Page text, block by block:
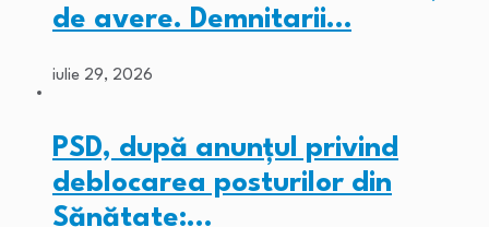
de avere. Demnitarii…
iulie 29, 2026
PSD, după anunțul privind
deblocarea posturilor din
Sănătate:…